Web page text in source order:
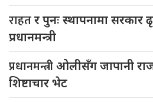
राहतर पुनः स्थापनामा सरकार
प्रधानमन्त्री
प्रधानमन्त्रीओलीसँग जापानी
शिष्टाचार भेट